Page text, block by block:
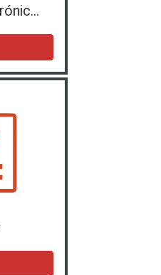
Documentos Electrónicos - 2014